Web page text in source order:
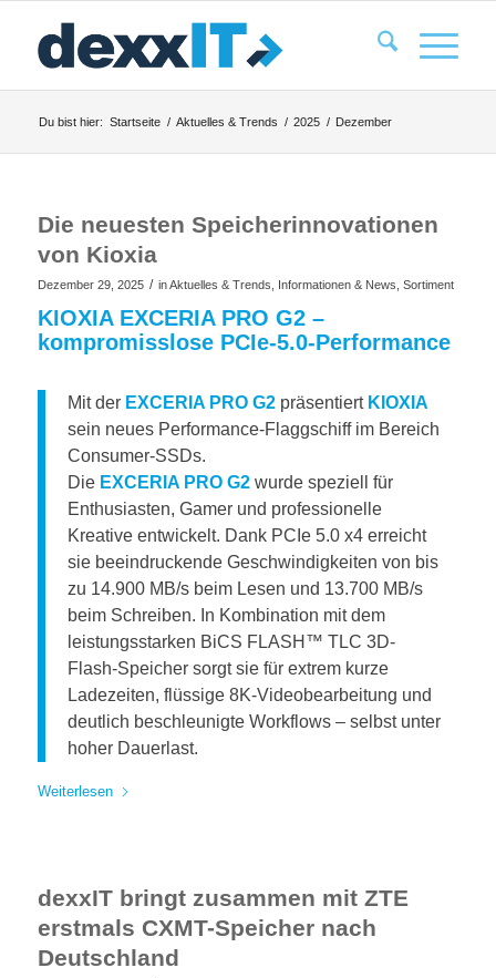
Du bist hier: Startseite / Aktuelles & Trends / 2025 / Dezember
Die neuesten Speicherinnovationen
von Kioxia
Dezember 29, 2025 / inAktuelles & Trends Informationen & News Sortiment
KIOXIA EXCERIA PRO G2 –
kompromisslose PCIe-5.0-Performance
Mit der EXCERIA PRO G2präsentiert KIOXIA
sein neues Performance-Flaggschiff im Bereich
Consumer-SSDs.
Die EXCERIA PRO G2wurde speziell für
Enthusiasten, Gamer und professionelle
Kreative entwickelt. Dank PCIe 5.0 x4 erreicht
sie beeindruckende Geschwindigkeiten von bis
zu 14.900 MB/s beim Lesen und 13.700 MB/s
beim Schreiben. In Kombination mit dem
leistungsstarken BiCS FLASH™ TLC 3D-
Flash-Speicher sorgt sie für extrem kurze
Ladezeiten, flüssige 8K-Videobearbeitung und
deutlich beschleunigte Workflows – selbst unter
hoher Dauerlast.
Weiterlesen
dexxIT bringt zusammen mit ZTE
erstmals CXMT-Speicher nach
Deutschland